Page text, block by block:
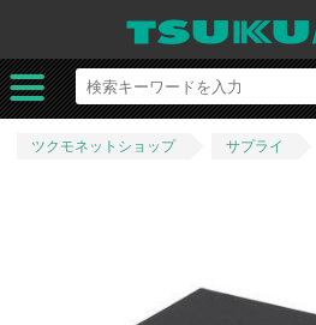
ツクモネットショップ サプライ